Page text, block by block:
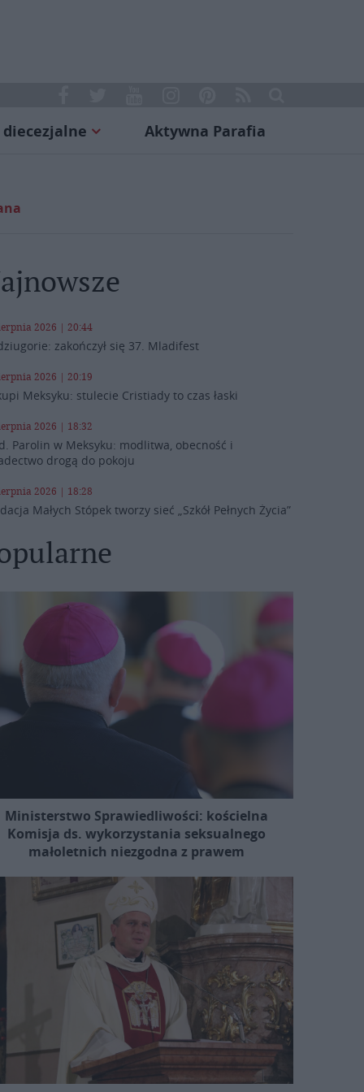
diecezjalne Aktywna Parafia
2026 | 20:44
zakończył się 37. Mladifest
2026 | 20:19
Meksyku: stulecie Cristiady to czas łaski
2026 | 18:32
Parolin w Meksyku: modlitwa, obecność i
drogą do pokoju
2026 | 18:28
Małych Stópek tworzy sieć „Szkół Pełnych Życia”
Ministerstwo Sprawiedliwości: kościelna
Komisja ds. wykorzystania seksualnego
małoletnich niezgodna z prawem